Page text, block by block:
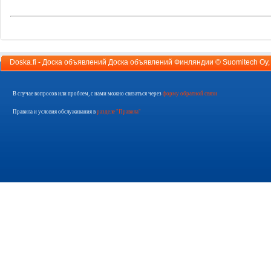
Doska.fi - Доска объявлений Доска объявлений Финляндии © Suomitech Oy
В случае вопросов или проблем, с нами можно связаться через форму обратной связи
Правила и условия обслуживания в разделе "Правила"